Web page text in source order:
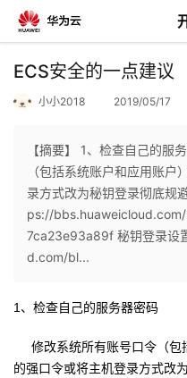
返
个
人
主
页
我
的
开
ECS安全的一点建议
小小2018 2019/05/17
【摘要】 1、检查自己的服
（包括系统账户和应用账
录方式改为秘钥登录彻底规
ps://
7ca23e93a89f 秘钥登录设
d.com/bl...
1、检查自己的服务器密码
修改系统所有账号口令（包
的强口令或将主机登录方式改